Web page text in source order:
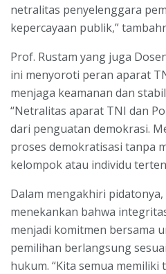
netralitas penyelenggara
kepercayaan publik,”
Prof. Rustam yang juga
ini menyoroti peran aparat
menjaga keamanan dan
“Netralitas aparat TNI dan
dari penguatan demokrasi.
proses demokratisasi tanpa
kelompok atau individu
Dalam mengakhiri pidatonya,
menekankan bahwa
menjadi komitmen bersama
pemilihan berlangsung
hukum. “Kita semua